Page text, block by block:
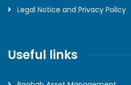
Legal Notice and Privacy Policy
Useful links